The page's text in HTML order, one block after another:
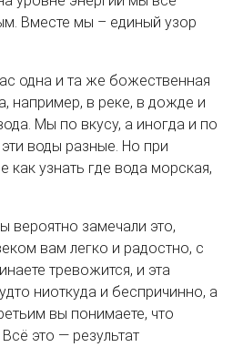
Вместе мы – единый узор
одна и та же божественная
например, в реке, в дожде и
Мы по вкусу, а иногда и по
воды разные. Но при
как узнать где вода морская,
вероятно замечали это,
вам легко и радостно, с
тревожится, и эта
ниоткуда и беспричинно, а
вы понимаете, что
это — результат